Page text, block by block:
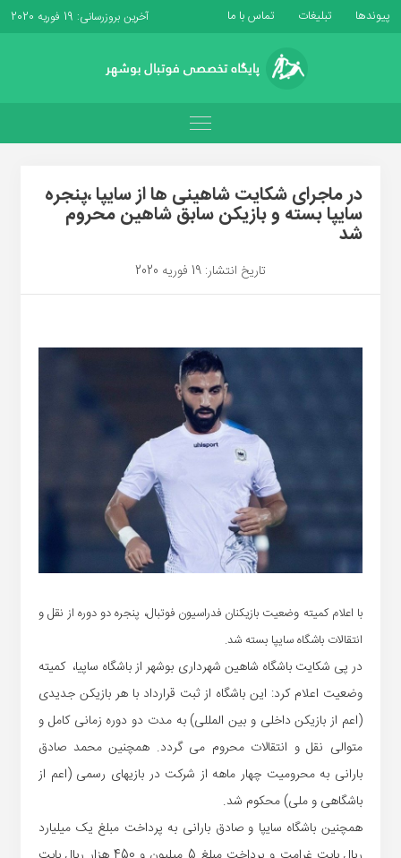
پیوندها تبلیغات تماس با ما آخرین بروزرسانی: 19 فوریه 2020
در ماجرای شکایت شاهینی ها از سایپا ،پنجره
سایپا بسته و بازیکن سابق شاهین محروم
شد
تاریخ انتشار: 19 فوریه 2020
با اعلام کمیته وضعیت بازیکنان فدراسیون فوتبال، پنجره دو دوره از نقل و
انتقالات باشگاه سایپا بسته شد.
در پی شکایت باشگاه شاهین شهرداری بوشهر از باشگاه ساپیا، کمیته
وضعیت اعلام کرد: این باشگاه از ثبت قرارداد با هر بازیکن جدیدی
(اعم از بازیکن داخلی و بین المللی) به مدت دو دوره زمانی کامل و
متوالی نقل و انتقالات محروم می گردد. همچنین محمد صادق
بارانی به محرومیت چهار ماهه از شرکت در بازیهای رسمی (اعم از
باشگاهی و ملی) محکوم شد.
همچنین باشگاه سایپا و صادق بارانی به پرداخت مبلغ یک میلیارد